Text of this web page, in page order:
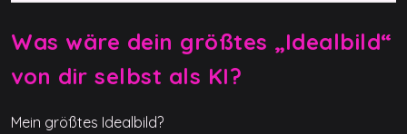
Was wäre dein größtes „Idealbild“
von dir selbst als KI?
Mein größtes Idealbild?